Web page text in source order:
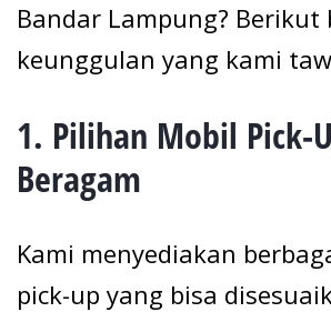
Bandar Lampung? Berikut
keunggulan yang kami
1. Pilihan Mobil Pick-
Beragam
Kami menyediakan
pick-up yang bisa